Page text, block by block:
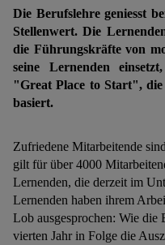
Die Berufslehre geniesst
Stellenwert. Die
die Führungskräfte von
seine Lernenden
"Great Place to Start",
basiert.
Zufriedene Mitarbeitende
gilt für über 4000
Lernenden, die derzeit im
Lernenden haben ihrem
Lob ausgesprochen: Wie
vierten Jahr in Folge die